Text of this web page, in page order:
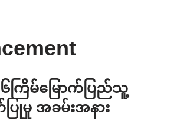
၆ကြိမ်မြောက်ပြည်သူ့
မှု အခမ်းအနား